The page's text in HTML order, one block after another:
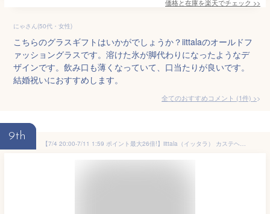
価格と在庫を楽天でチェック >>
にゃさん(50代・女性)
こちらのグラスギフトはいかがでしょうか？iittalaのオールドフ
ァッショングラスです。溶けた氷が脚代わりになったようなデ
ザインです。飲み口も薄くなっていて、口当たりが良いです。
結婚祝いにおすすめします。
全てのおすすめコメント (1件) >
9th
【7/4 20:00-7/11 1:59 ポイント最大26倍!】iittala（イッタラ） カステヘルミ ボウル 230ml ペア（クリア）(新生活テーブルウェア おうちテーブルウェア)